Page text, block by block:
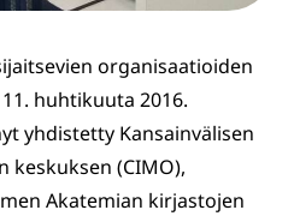
organisaatioiden
huhtikuuta 2016.
yhdistetty Kansainvälisen
keskuksen (CIMO),
Akatemian kirjastojen